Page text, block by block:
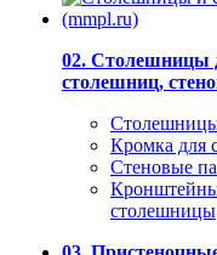
02. Столешницы
столешниц,
Кромка для
Стеновые
столешницы